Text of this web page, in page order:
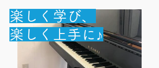
楽しく学び、
​楽しく上手に♪